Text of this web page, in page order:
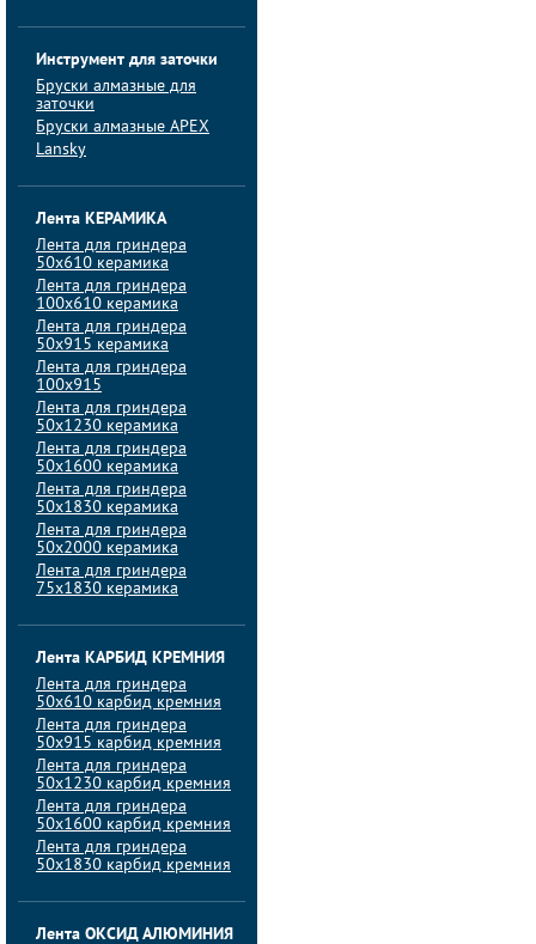
Инструмент для заточки
Бруски алмазные для
заточки
Бруски алмазные APEX
Lansky
Лента КЕРАМИКА
Лента для гриндера
50х610 керамика
Лента для гриндера
100х610 керамика
Лента для гриндера
50х915 керамика
Лента для гриндера
100х915
Лента для гриндера
50х1230 керамика
Лента для гриндера
50х1600 керамика
Лента для гриндера
50х1830 керамика
Лента для гриндера
50х2000 керамика
Лента для гриндера
75х1830 керамика
Лента КАРБИД КРЕМНИЯ
Лента для гриндера
50х610 карбид кремния
Лента для гриндера
50х915 карбид кремния
Лента для гриндера
50х1230 карбид кремния
Лента для гриндера
50х1600 карбид кремния
Лента для гриндера
50х1830 карбид кремния
Лента ОКСИД АЛЮМИНИЯ